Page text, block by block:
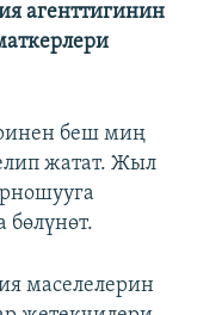
агенттигинин
беш миң
жатат. Жыл
бөлүнөт.
маселелерин